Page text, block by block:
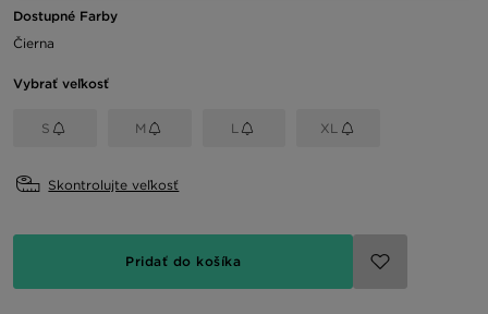
Dostupné Farby
Čierna
Vybrať veľkosť
S M L XL
Skontrolujte veľkosť
Pridať do košíka